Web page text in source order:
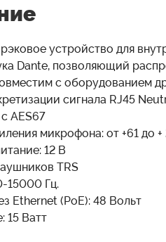
устройство для
Dante, позволяющий
с оборудованием
сигнала RJ45
AES67
микрофона: от +61 до +
12 В
TRS
15000 Гц.
Ethernet (PoE): 48 Вольт
15 Ватт